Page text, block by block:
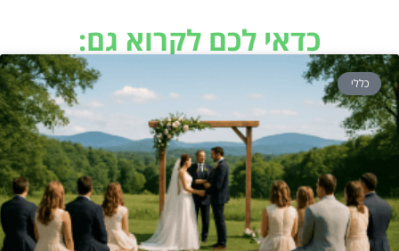
כדאי לכם לקרוא גם:
כללי